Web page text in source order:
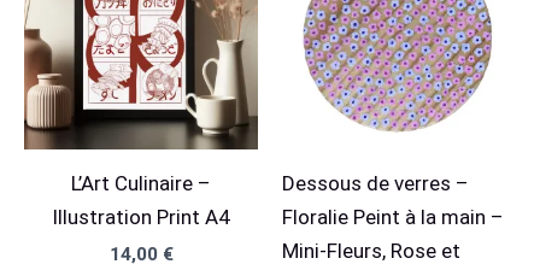
L’Art Culinaire –
Illustration Print A4
14,00 €
Dessous de verres –
Floralie Peint à la main –
Mini-Fleurs, Rose et